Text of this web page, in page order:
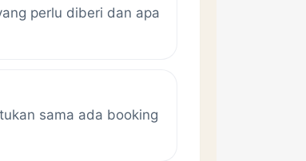
perlu diberi dan apa
sama ada booking